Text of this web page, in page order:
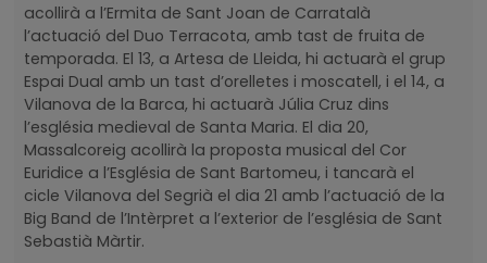
acollirà a l’Ermita de Sant Joan de Carratalà
l’actuació del Duo Terracota, amb tast de fruita de
temporada. El 13, a Artesa de Lleida, hi actuarà el grup
Espai Dual amb un tast d’orelletes i moscatell, i el 14, a
Vilanova de la Barca, hi actuarà Júlia Cruz dins
l’església medieval de Santa Maria. El dia 20,
Massalcoreig acollirà la proposta musical del Cor
Euridice a l’Església de Sant Bartomeu, i tancarà el
cicle Vilanova del Segrià el dia 21 amb l’actuació de la
Big Band de l’Intèrpret a l’exterior de l’església de Sant
Sebastià Màrtir.